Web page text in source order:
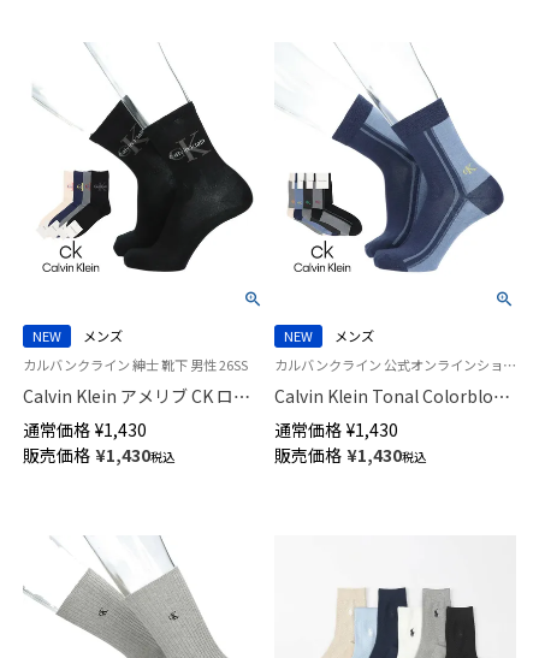
NEW
メンズ
カルバンクライン 紳士 靴下 男性 26SS
Calvin Klein アメリブ CK ロゴ
カット ミドル丈 カジュアル ソ
ックス メンズ 02542277
通常価格 ¥1,430
販売価格 ¥1,430税込
NEW
メンズ
カルバンクライン 公式オンラインショップ 紳士 靴下 男性
Calvin Klein Tonal Colorblok
クルー丈 カジュアル ソックス
メンズ 02542276
通常価格 ¥1,430
販売価格 ¥1,430税込